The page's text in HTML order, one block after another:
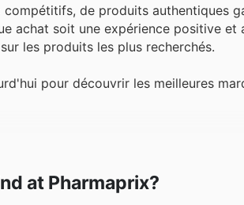
de produits authentiques
achat soit une expérience positive
les produits les plus recherchés.
pour découvrir les meilleures
at Pharmaprix?